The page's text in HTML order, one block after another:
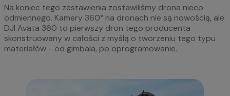
Na koniec tego zestawienia zostawiliśmy drona nieco
odmiennego. Kamery 360° na dronach nie są nowością, ale
DJI Avata 360 to pierwszy dron tego producenta
skonstruowany w całości z myślą o tworzeniu tego typu
materiałów - od gimbala, po oprogramowanie.